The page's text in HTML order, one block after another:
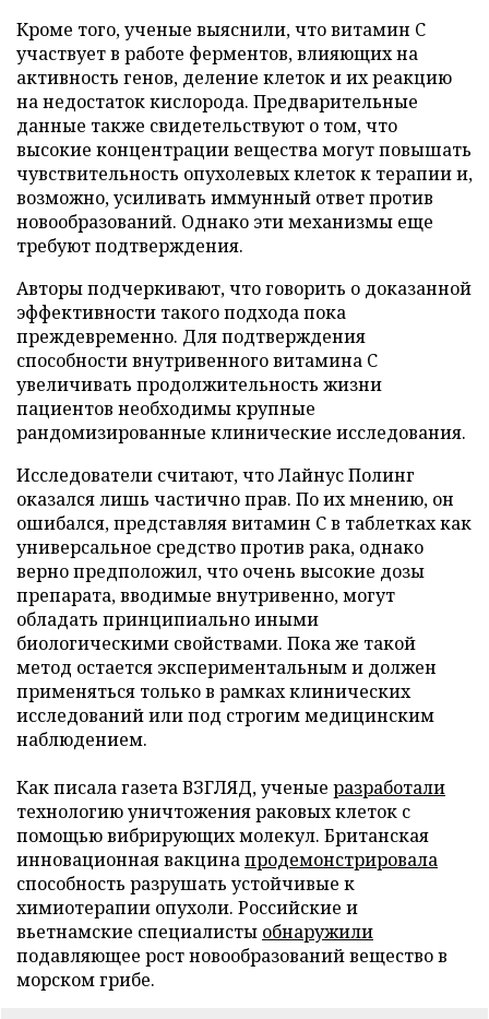
Кроме того, ученые выяснили, что витамин C
участвует в работе ферментов, влияющих на
активность генов, деление клеток и их реакцию
на недостаток кислорода. Предварительные
данные также свидетельствуют о том, что
высокие концентрации вещества могут повышать
чувствительность опухолевых клеток к терапии и,
возможно, усиливать иммунный ответ против
новообразований. Однако эти механизмы еще
требуют подтверждения.
Авторы подчеркивают, что говорить о доказанной
эффективности такого подхода пока
преждевременно. Для подтверждения
способности внутривенного витамина C
увеличивать продолжительность жизни
пациентов необходимы крупные
рандомизированные клинические исследования.
Исследователи считают, что Лайнус Полинг
оказался лишь частично прав. По их мнению, он
ошибался, представляя витамин C в таблетках как
универсальное средство против рака, однако
верно предположил, что очень высокие дозы
препарата, вводимые внутривенно, могут
обладать принципиально иными
биологическими свойствами. Пока же такой
метод остается экспериментальным и должен
применяться только в рамках клинических
исследований или под строгим медицинским
наблюдением.
Как писала газета ВЗГЛЯД, ученые разработали
технологию уничтожения раковых клеток с
помощью вибрирующих молекул. Британская
инновационная вакцинапродемонстрировала
способность разрушать устойчивые к
химиотерапии опухоли. Российские и
вьетнамские специалисты обнаружили
подавляющее рост новообразований вещество в
морском грибе.